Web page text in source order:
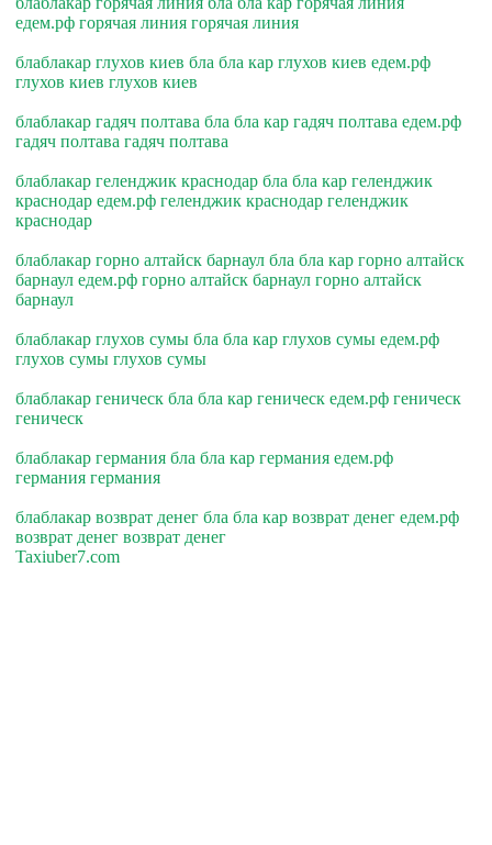
едем.рф горячая линия горячая линия
блаблакар глухов киев бла бла кар глухов киев едем.рф
глухов киев глухов киев
блаблакар гадяч полтава бла бла кар гадяч полтава едем.рф
гадяч полтава гадяч полтава
блаблакар геленджик краснодар бла бла кар геленджик
краснодар едем.рф геленджик краснодар геленджик
краснодар
блаблакар горно алтайск барнаул бла бла кар горно алтайск
барнаул едем.рф горно алтайск барнаул горно алтайск
барнаул
блаблакар глухов сумы бла бла кар глухов сумы едем.рф
глухов сумы глухов сумы
блаблакар геническ бла бла кар геническ едем.рф геническ
геническ
блаблакар германия бла бла кар германия едем.рф
германия германия
блаблакар возврат денег бла бла кар возврат денег едем.рф
возврат денег возврат денег
Taxiuber7.com